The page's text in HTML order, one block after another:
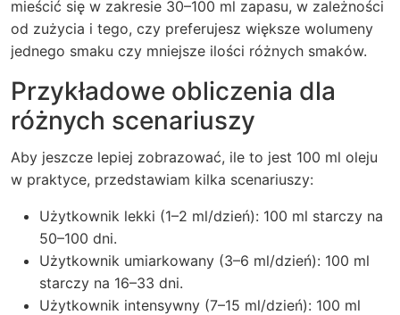
mieścić się w zakresie 30–100 ml zapasu, w zależności
od zużycia i tego, czy preferujesz większe wolumeny
jednego smaku czy mniejsze ilości różnych smaków.
Przykładowe obliczenia dla
różnych scenariuszy
Aby jeszcze lepiej zobrazować, ile to jest 100 ml oleju
w praktyce, przedstawiam kilka scenariuszy:
Użytkownik lekki (1–2 ml/dzień): 100 ml starczy na
50–100 dni.
Użytkownik umiarkowany (3–6 ml/dzień): 100 ml
starczy na 16–33 dni.
Użytkownik intensywny (7–15 ml/dzień): 100 ml